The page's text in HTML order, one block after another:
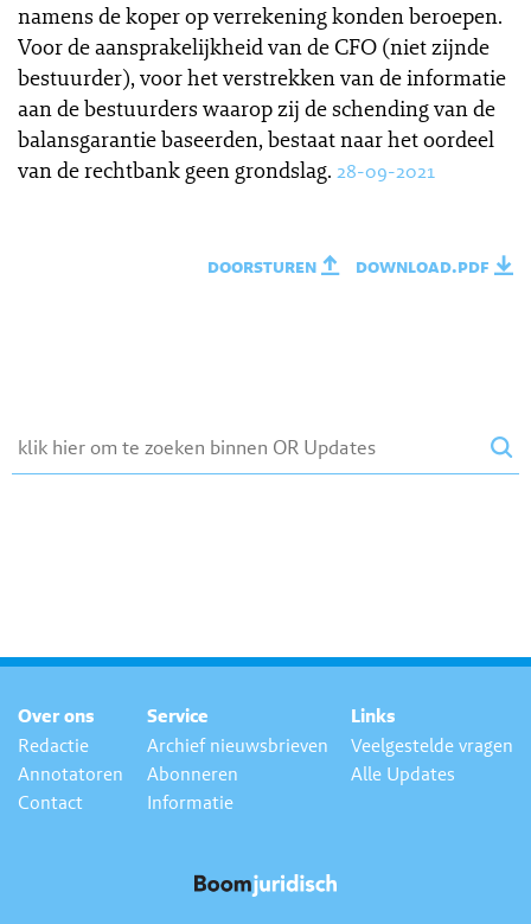
namens de koper op verrekening konden beroepen.
Voor de aansprakelijkheid van de CFO (niet zijnde
bestuurder), voor het verstrekken van de informatie
aan de bestuurders waarop zij de schending van de
balansgarantie baseerden, bestaat naar het oordeel
van de rechtbank geen grondslag. 28-09-2021
doorsturen download.pdf
Over ons
Redactie
Annotatoren
Contact
Service
Archief nieuwsbrieven
Abonneren
Informatie
Links
Veelgestelde vragen
Alle Updates